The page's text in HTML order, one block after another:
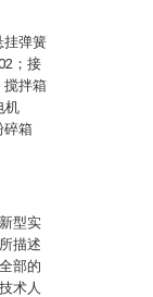
挂弹簧
；接
搅拌箱
机
碎箱
型实
描述
部的
术人